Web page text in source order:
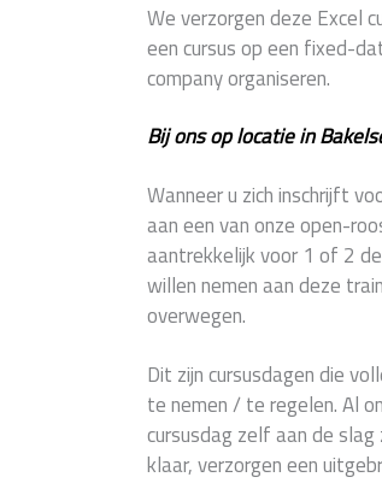
We verzorgen deze Excel
een cursus op een fixed-
company organiseren.
Bij ons op locatie in
Wanneer u zich inschrijft
aan een van onze open-
aantrekkelijk voor 1 of 2
willen nemen aan deze
overwegen.
Dit zijn cursusdagen die
te nemen / te regelen. Al
cursusdag zelf aan de
klaar, verzorgen een